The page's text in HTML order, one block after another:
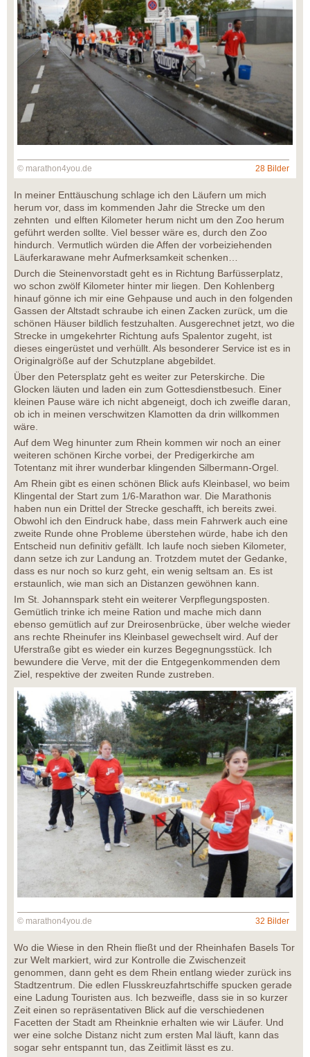
© marathon4you.de 28 Bilder
In meiner Enttäuschung schlage ich den Läufern um mich
herum vor, dass im kommenden Jahr die Strecke um den
zehnten und elften Kilometer herum nicht um den Zoo herum
geführt werden sollte. Viel besser wäre es, durch den Zoo
hindurch. Vermutlich würden die Affen der vorbeiziehenden
Läuferkarawane mehr Aufmerksamkeit schenken…
Durch die Steinenvorstadt geht es in Richtung Barfüsserplatz,
wo schon zwölf Kilometer hinter mir liegen. Den Kohlenberg
hinauf gönne ich mir eine Gehpause und auch in den folgenden
Gassen der Altstadt schraube ich einen Zacken zurück, um die
schönen Häuser bildlich festzuhalten. Ausgerechnet jetzt, wo die
Strecke in umgekehrter Richtung aufs Spalentor zugeht, ist
dieses eingerüstet und verhüllt. Als besonderer Service ist es in
Originalgröße auf der Schutzplane abgebildet.
Über den Petersplatz geht es weiter zur Peterskirche. Die
Glocken läuten und laden ein zum Gottesdienstbesuch. Einer
kleinen Pause wäre ich nicht abgeneigt, doch ich zweifle daran,
ob ich in meinen verschwitzen Klamotten da drin willkommen
wäre.
Auf dem Weg hinunter zum Rhein kommen wir noch an einer
weiteren schönen Kirche vorbei, der Predigerkirche am
Totentanz mit ihrer wunderbar klingenden Silbermann-Orgel.
Am Rhein gibt es einen schönen Blick aufs Kleinbasel, wo beim
Klingental der Start zum 1/6-Marathon war. Die Marathonis
haben nun ein Drittel der Strecke geschafft, ich bereits zwei.
Obwohl ich den Eindruck habe, dass mein Fahrwerk auch eine
zweite Runde ohne Probleme überstehen würde, habe ich den
Entscheid nun definitiv gefällt. Ich laufe noch sieben Kilometer,
dann setze ich zur Landung an. Trotzdem mutet der Gedanke,
dass es nur noch so kurz geht, ein wenig seltsam an. Es ist
erstaunlich, wie man sich an Distanzen gewöhnen kann.
Im St. Johannspark steht ein weiterer Verpflegungsposten.
Gemütlich trinke ich meine Ration und mache mich dann
ebenso gemütlich auf zur Dreirosenbrücke, über welche wieder
ans rechte Rheinufer ins Kleinbasel gewechselt wird. Auf der
Uferstraße gibt es wieder ein kurzes Begegnungsstück. Ich
bewundere die Verve, mit der die Entgegenkommenden dem
Ziel, respektive der zweiten Runde zustreben.
© marathon4you.de 32 Bilder
Wo die Wiese in den Rhein fließt und der Rheinhafen Basels Tor
zur Welt markiert, wird zur Kontrolle die Zwischenzeit
genommen, dann geht es dem Rhein entlang wieder zurück ins
Stadtzentrum. Die edlen Flusskreuzfahrtschiffe spucken gerade
eine Ladung Touristen aus. Ich bezweifle, dass sie in so kurzer
Zeit einen so repräsentativen Blick auf die verschiedenen
Facetten der Stadt am Rheinknie erhalten wie wir Läufer. Und
wer eine solche Distanz nicht zum ersten Mal läuft, kann das
sogar sehr entspannt tun, das Zeitlimit lässt es zu.